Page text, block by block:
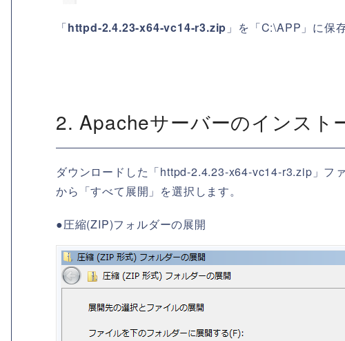
「httpd-2.4.23-x64-vc14-r3.zip 」を「C:\APP」に保
2. Apacheサーバーのインスト
ダウンロードした「httpd-2.4.23-x64-vc14-r3.zip」フ
から「すべて展開」を選択します。
●圧縮(ZIP)フォルダーの展開